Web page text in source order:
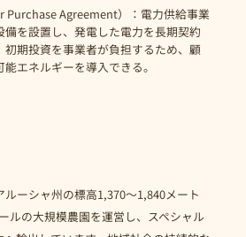
Purchase Agreement）：電力供給事業
を設置し、発電した電力を長期契約
期投資を事業者が負担するため、顧
エネルギーを導入できる。
ーシャ州の標高1,370～1,840メート
ルの大規模農園を運営し、スペシャル